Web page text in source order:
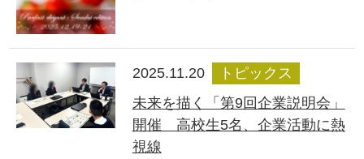
2025.11.20
トピックス
未来を描く「第9回企業説明会」
開催 高校生5名、企業活動に熱
視線